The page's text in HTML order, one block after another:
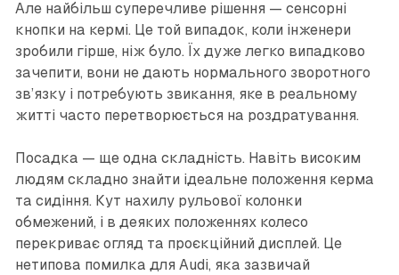
Але найбільш суперечливе рішення — сенсорні
кнопки на кермі. Це той випадок, коли інженери
зробили гірше, ніж було. Їх дуже легко випадково
зачепити, вони не дають нормального зворотного
зв’язку і потребують звикання, яке в реальному
житті часто перетворюється на роздратування.
Посадка — ще одна складність. Навіть високим
людям складно знайти ідеальне положення керма
та сидіння. Кут нахилу рульової колонки
обмежений, і в деяких положеннях колесо
перекриває огляд та проєкційний дисплей. Це
нетипова помилка для Audi, яка зазвичай